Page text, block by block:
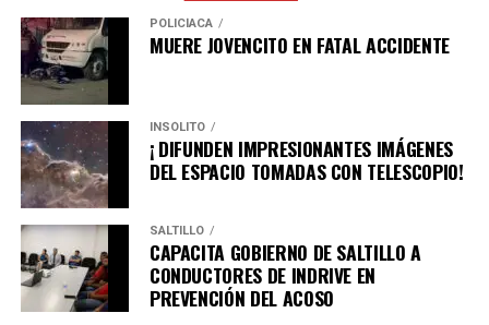
inversiones, la generación de empleo formal y el
bienestar de las familias en todas las regiones del
estado.
POLICÍACA
MUERE JOVENCITO EN FATAL ACCIDENTE
INSÓLITO
¡ DIFUNDEN IMPRESIONANTES IMÁGENES
DEL ESPACIO TOMADAS CON TELESCOPIO!
SALTILLO
CAPACITA GOBIERNO DE SALTILLO A
CONDUCTORES DE INDRIVE EN
PREVENCIÓN DEL ACOSO